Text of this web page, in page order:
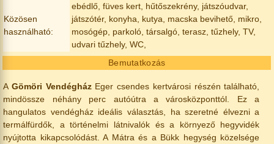
Közösen
használható:
ebédlő, füves kert, hűtőszekrény, játszóudvar,
játszótér, konyha, kutya, macska bevihető, mikro,
mosógép, parkoló, társalgó, terasz, tűzhely, TV,
udvari tűzhely, WC,
Bemutatkozás
A Gömöri VendégházEger csendes kertvárosi részén található,
mindössze néhány perc autóútra a városközponttól. Ez a
hangulatos vendégház ideális választás, ha szeretné élvezni a
termálfürdők, a történelmi látnivalók és a környező hegyvidék
nyújtotta kikapcsolódást. A Mátra és a Bükk hegység közelsége